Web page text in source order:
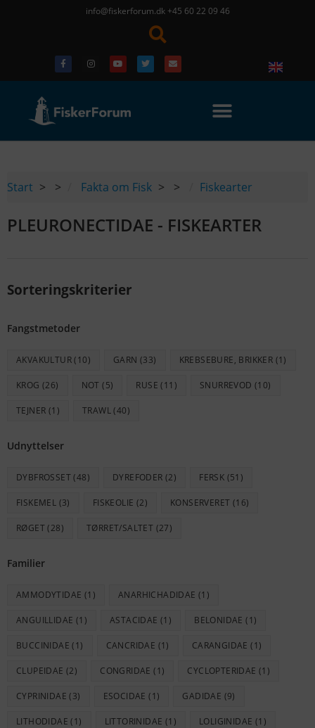
info@fiskerforum.dk +45 60 22 09 46
Start > Fakta om Fisk > Fiskearter
PLEURONECTIDAE - FISKEARTER
Sorteringskriterier
Fangstmetoder
AKVAKULTUR(10) GARN (33) KREBSEBURE, BRIKKER (1)
KROG (26) NOT (5) RUSE (11) SNURREVOD (10)
TEJNER (1) TRAWL(40)
Udnyttelser
DYBFROSSET(48) DYREFODER (2) FERSK (51)
FISKEMEL (3) FISKEOLIE (2) KONSERVERET (16)
RØGET(28) TØRRET/SALTET (27)
Familier
AMMODYTIDAE (1) ANARHICHADIDAE (1)
ANGUILLIDAE (1) ASTACIDAE (1) BELONIDAE (1)
BUCCINIDAE (1) CANCRIDAE (1) CARANGIDAE (1)
CLUPEIDAE (2) CONGRIDAE (1) CYCLOPTERIDAE (1)
CYPRINIDAE (3) ESOCIDAE (1) GADIDAE (9)
LITHODIDAE (1) LITTORINIDAE (1) LOLIGINIDAE (1)